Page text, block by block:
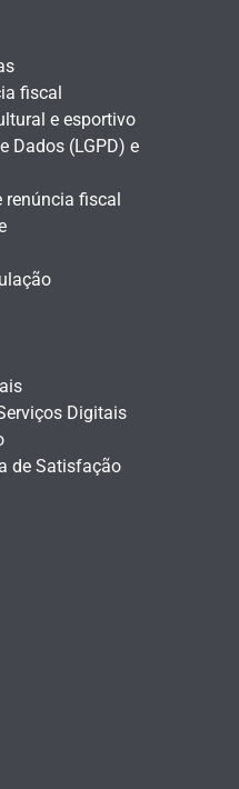
fiscal
e esportivo
Dados (LGPD) e
renúncia fiscal
Digitais
de Satisfação